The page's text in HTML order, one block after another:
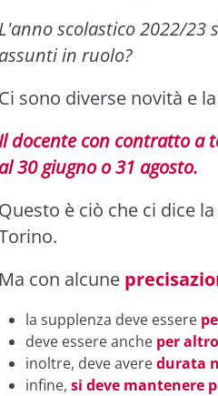
L'anno scolastico 2022/23
assunti in ruolo?
Ci sono diverse novità e
docente con contratto a
al 30 giugno o 31 agosto.
Questo è ciò che ci dice
Ma con alcune
la supplenza deve essere
deve essere anche per
inoltre, deve averedurata
infine, si deve mantenere